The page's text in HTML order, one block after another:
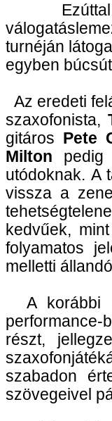
Ezúttal a
turnéján
egyben
Az eredeti
szaxofonista,
gitáros Pete
Milton
utódoknak. A
vissza a
kedvűek,
folyamatos
melletti
A korábbi
részt,
szabadon
szövegeivel